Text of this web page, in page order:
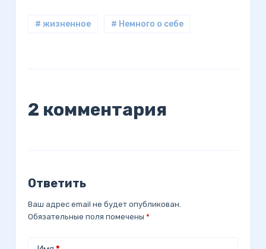
# жизненное # Немного о себе
2 комментария
Ответить
Ваш адрес email не будет опубликован.
Обязательные поля помечены *